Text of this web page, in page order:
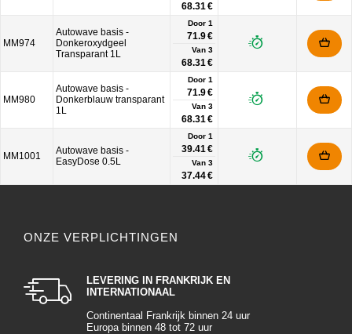
68.31 €
MM974
Autowave basis -
Donkeroxydgeel
Transparant 1L
Door 1
71.9 €
Van 3
68.31 €
MM980
Autowave basis -
Donkerblauw transparant
1L
Door 1
71.9 €
Van 3
68.31 €
MM1001
Autowave basis -
EasyDose 0.5L
Door 1
39.41 €
Van 3
37.44 €
ONZE VERPLICHTINGEN
LEVERING IN FRANKRIJK EN
INTERNATIONAAL
Continentaal Frankrijk binnen 24 uur
Europa binnen 48 tot 72 uur